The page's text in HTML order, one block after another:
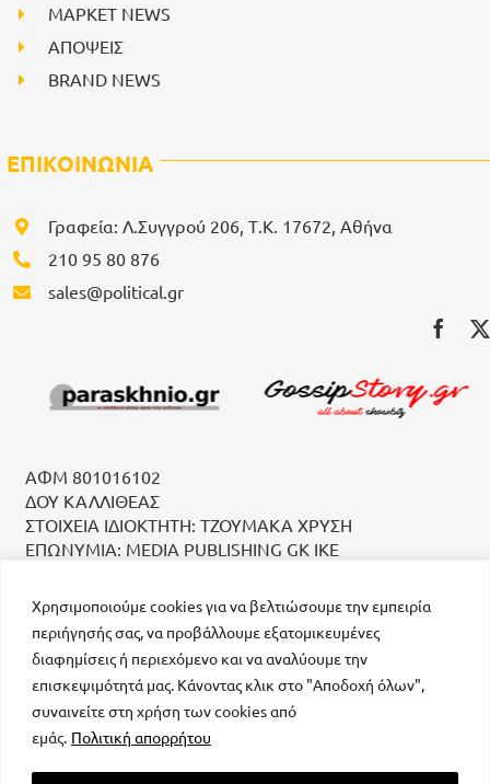
Χρησιμοποιούμε cookies για να βελτιώσουμε την εμπειρία
περιήγησής σας, να προβάλλουμε εξατομικευμένες
διαφημίσεις ή περιεχόμενο και να αναλύουμε την
επισκεψιμότητά μας. Κάνοντας κλικ στο "Αποδοχή όλων",
συναινείτε στη χρήση των cookies από
εμάς. Πολιτική απορρήτου
ΜΑΡΚΕΤ NEWS
ΑΠΟΨΕΙΣ
BRAND NEWS
ΕΠΙΚΟΙΝΩΝΙΑ
Γραφεία: Λ.Συγγρού 206, Τ.Κ. 17672, Αθήνα
210 95 80 876
sales@political.gr
ΑΦΜ 801016102
ΔΟΥ ΚΑΛΛΙΘΕΑΣ
ΣΤΟΙΧΕΙΑ ΙΔΙΟΚΤΗΤΗ: ΤΖΟΥΜΑΚΑ ΧΡΥΣΗ
ΕΠΩΝΥΜΙΑ: MEDIA PUBLISHING GK IKE
μοναδικός αριθμός Μ.Η.Τ. 232223